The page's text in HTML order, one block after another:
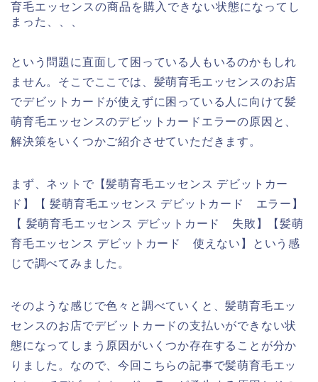
育毛エッセンスの商品を購入できない状態になってし
まった、、、
という問題に直面して困っている人もいるのかもしれ
ません。そこでここでは、髪萌育毛エッセンスのお店
でデビットカードが使えずに困っている人に向けて髪
萌育毛エッセンスのデビットカードエラーの原因と、
解決策をいくつかご紹介させていただきます。
まず、ネットで【髪萌育毛エッセンス デビットカー
ド】【 髪萌育毛エッセンス デビットカード エラー】
【 髪萌育毛エッセンス デビットカード 失敗】【髪萌
育毛エッセンス デビットカード 使えない】という感
じで調べてみました。
そのような感じで色々と調べていくと、髪萌育毛エッ
センスのお店でデビットカードの支払いができない状
態になってしまう原因がいくつか存在することが分か
りました。なので、今回こちらの記事で髪萌育毛エッ